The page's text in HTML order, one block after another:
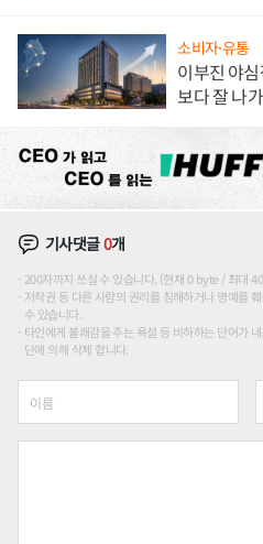
소비자·유통
이부진 야
보다 잘 나
기사댓글0개
200자까지 쓰실 수 있습니다. (현재 0 byte / 최대
저작권 등 다른 사람의 권리를 침해하거나 명예를
수 있습니다.
타인에게 불쾌감을 주는 욕설 등 비하하는 단어가
단에 의해 삭제 합니다.